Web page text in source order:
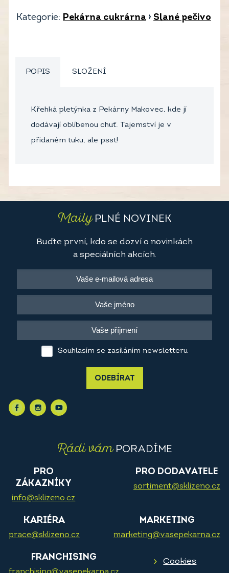
Kategorie: Pekárna cukrárna › Slané pečivo
POPIS SLOŽENÍ
Křehká pletýnka z Pekárny Makovec, kde jí
dodávají oblíbenou chuť. Tajemství je v
přidaném tuku, ale psst!
MailyPLNÉ NOVINEK
Buďte první, kdo se dozví o novinkách
a speciálních akcích.
Souhlasím se zasíláním newsletteru
ODEBÍRAT
Rádi vámPORADÍME
PRO
ZÁKAZNÍKY
info@sklizeno.cz
PRO DODAVATELE
sortiment@sklizeno.cz
KARIÉRA
prace@sklizeno.cz
MARKETING
marketing@vasepekarna.cz
FRANCHISING Cookies